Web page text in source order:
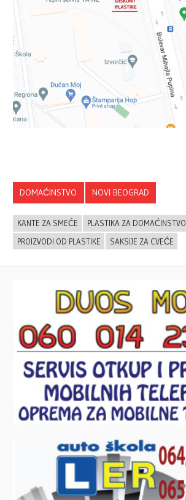
DOMAĆINSTVO NOVI BEOGRAD
KANTE ZA SMEĆE
PLASTIKA ZA DOMAĆINSTVO
PROIZVODI OD PLASTIKE
SAKSIJE ZA CVEĆE